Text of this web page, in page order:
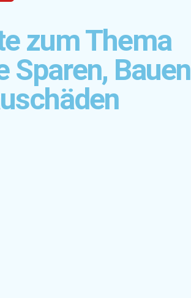
zum Thema
Sparen, Bauen